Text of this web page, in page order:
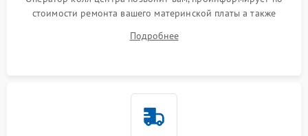
стоимости ремонта вашего материнской платы а также
Подробнее